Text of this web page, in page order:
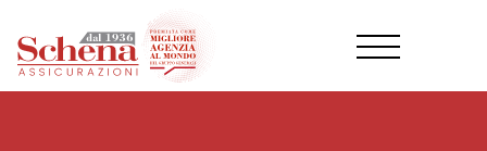
contenuto
principale